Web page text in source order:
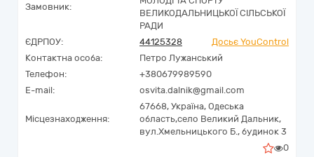
Замовник:
ВЕЛИКОДАЛЬНИЦЬКОЇ СІЛЬСЬКОЇ
РАДИ
ЄДРПОУ:
44125328
Досьє YouControl
Контактна особа:
Петро Лужанський
Телефон:
+380679989590
E-mail:
osvita.dalnik@gmail.com
Місцезнаходження:
67668, Україна, Одеська
область,село Великий Дальник,
вул.Хмельницького Б., будинок 3
0